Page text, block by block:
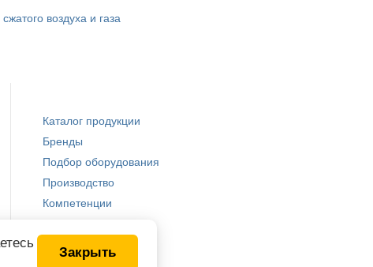
воздуха и газа
Каталог продукции
Бренды
Подбор оборудования
Производство
Компетенции
Закрыть